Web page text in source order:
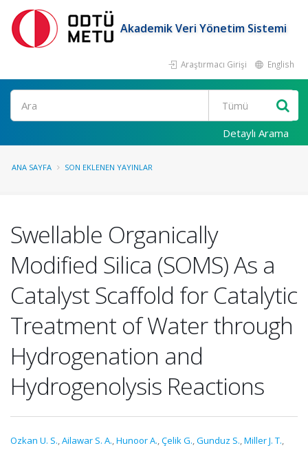
Akademik Veri Yönetim Sistemi
Araştırmacı Girişi English
Ara
Detaylı Arama
ANA SAYFA SON EKLENEN YAYINLAR
Swellable Organically
Modified Silica (SOMS) As a
Catalyst Scaffold for Catalytic
Treatment of Water through
Hydrogenation and
Hydrogenolysis Reactions
Ozkan U. S.,Ailawar S. A.,Hunoor A.,Çelik G.,Gunduz S.,Miller J. T.,